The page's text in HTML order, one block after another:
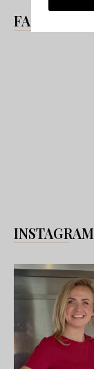
FACEBOOK
INSTAGRAM